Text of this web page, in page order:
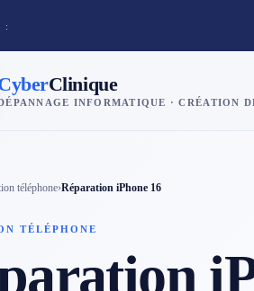
:
Clinique
INFORMATIQUE · CRÉATION
téléphone›Réparation iPhone 16
TÉLÉPHONE